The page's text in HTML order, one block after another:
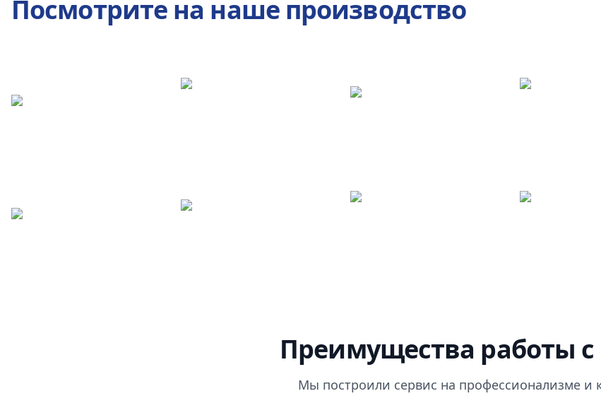
Посмотрите на наше производство
Преимущества работы
Мы построили сервис на профессионализме и